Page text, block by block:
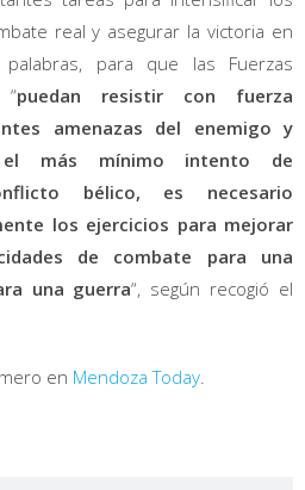
real y asegurar la victoria en
para que las Fuerzas
puedan resistir con fuerza
amenazas del enemigo y
más mínimo intento de
bélico, es necesario
los ejercicios para mejorar
de combate para una
una guerra“, según recogió el
en Mendoza Today